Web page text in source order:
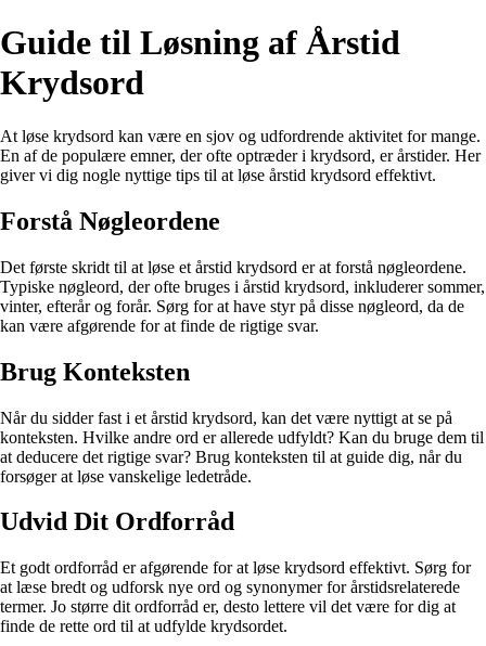
Guide til Løsning af Årstid
Krydsord
At løse krydsord kan være en sjov og udfordrende aktivitet for mange.
En af de populære emner, der ofte optræder i krydsord, er årstider. Her
giver vi dig nogle nyttige tips til at løse årstid krydsord effektivt.
Forstå Nøgleordene
Det første skridt til at løse et årstid krydsord er at forstå nøgleordene.
Typiske nøgleord, der ofte bruges i årstid krydsord, inkluderer sommer,
vinter, efterår og forår. Sørg for at have styr på disse nøgleord, da de
kan være afgørende for at finde de rigtige svar.
Brug Konteksten
Når du sidder fast i et årstid krydsord, kan det være nyttigt at se på
konteksten. Hvilke andre ord er allerede udfyldt? Kan du bruge dem til
at deducere det rigtige svar? Brug konteksten til at guide dig, når du
forsøger at løse vanskelige ledetråde.
Udvid Dit Ordforråd
Et godt ordforråd er afgørende for at løse krydsord effektivt. Sørg for
at læse bredt og udforsk nye ord og synonymer for årstidsrelaterede
termer. Jo større dit ordforråd er, desto lettere vil det være for dig at
finde de rette ord til at udfylde krydsordet.